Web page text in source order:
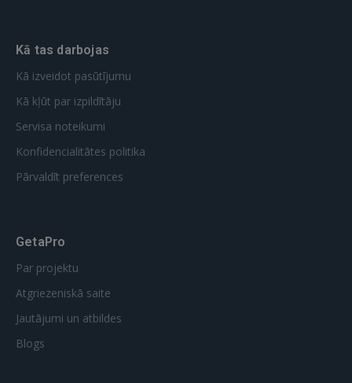
Kā tas darbojas
Kā izveidot pasūtījumu
Kā kļūt par izpildītāju
Servisa noteikumi
Konfidencialitātes politika
Pārvaldīt preferences
GetaPro
Par projektu
Atgriezeniskā saite
Jautājumi un atbildes
Blogs